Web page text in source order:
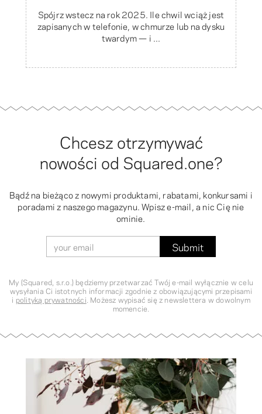
Spójrz wstecz na rok 2025. Ile chwil wciąż jest
zapisanych w telefonie, w chmurze lub na dysku
twardym — i ...
Chcesz otrzymywać
nowości od Squared.one?
Bądź na bieżąco z nowymi produktami, rabatami, konkursami i
poradami z naszego magazynu. Wpisz e-mail, a nic Cię nie
ominie.
My (Squared, s.r.o.) będziemy przetwarzać Twój e-mail wyłącznie w celu
wysyłania Ci istotnych informacji zgodnie z obowiązującymi przepisami
i polityką prywatności . Możesz wypisać się z newslettera w dowolnym
momencie.